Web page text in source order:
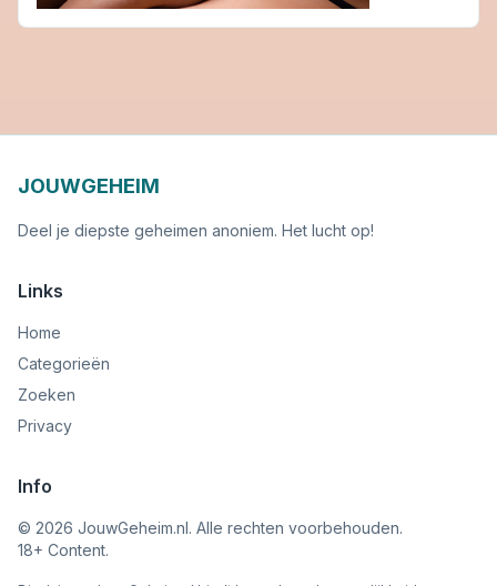
JOUWGEHEIM
Deel je diepste geheimen anoniem. Het lucht op!
Links
Home
Categorieën
Zoeken
Privacy
Info
© 2026 JouwGeheim.nl. Alle rechten voorbehouden.
18+ Content.